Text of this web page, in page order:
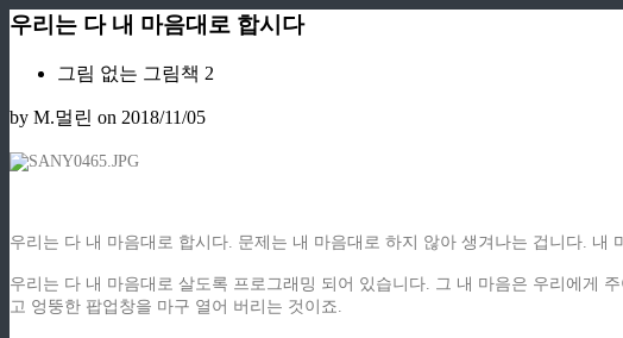
우리는 다 내 마음대로 합시다
그림 없는 그림책 2
by M.멀린 on 2018/11/05
우리는 다 내 마음대로 합시다. 문제는 내 마음대로 하지 않아 생겨나는 겁니다.
우리는 다 내 마음대로 살도록 프로그래밍 되어 있습니다. 그 내 마음은 우리에게
고 엉뚱한 팝업창을 마구 열어 버리는 것이죠.